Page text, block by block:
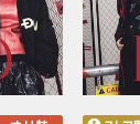
ださい。
ます。初回分終了後